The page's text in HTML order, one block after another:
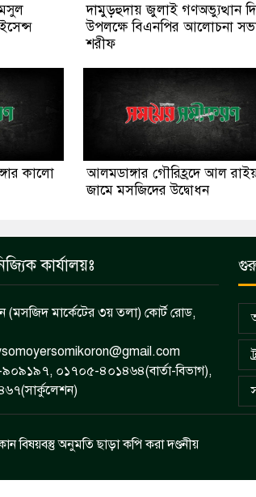
দামুড়হুদায় জুলাই গণঅভ্যুত্থান
উপলক্ষে বিএনপির আলোচনা
শরীফ
কালো
আলমডাঙ্গার গৌরিহ্রদে আল
জামে মসজিদের উদ্বোধন
কার্যালয়ঃ
(মসজিদ মার্কেটের ৩য় তলা) কোর্ট রোড,
০১৭০৫-৪০১৪৬৪(বার্তা-বিভাগ),
অনুমতি ছাড়া কপি করা দণ্ডনীয়